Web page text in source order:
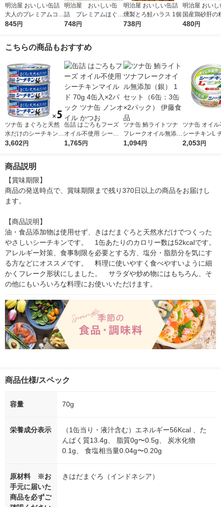
明治屋 おいしい缶詰
大人のプレミアムコン
ビーフ 燻製風味 1個
845円
明治屋 おいしい缶
詰 プレミアムほぐし
コンビーフ 1缶
748円
明治屋 おいしい缶詰
燻製とろ鮭ハラス 1個
738円
明治屋 おいし
国産鶏砂肝の
胡椒味 1個
480円
こちらの商品もおすすめ
ツナ缶 まぐろと天然
水だけのシーチキン
純 食品添加物＆オイ
もフーズ
3,602円
缶詰 はごろもフーズ
オイル不使用 シーチ
キンマイルド 70g 4缶
1,765円
ツナ缶 鮪ライトツナ
フレークオイル無添加
（銀） 1セット（6
1,094円
ツナ缶 オイ
シーチキンL
タイプ 140g
2,053円
商品説明
【賞味期限】
商品の発送時点で、賞味期限まで残り370日以上の商品をお届けし
ます。
【商品説明】
油・食品添加物は使用せず、きはだまぐろと天然水だけでつくった
やさしいシーチキンです。　1缶あたりのカロリー数は52kcalです。
アレルギー対策、食事制限を必要とする方、塩分・脂肪分を気にす
る方などにオススメです。　料理に使いやすく食べやすいように細
かくフレーク形状にしました。　サラダや炒め物にはもちろん、そ
の他にもいろいろな料理にお使いいただけます。
商品仕様/スペック
容量 70g
栄養成分表示
（1缶当り・液汁含む）エネルギー56Kcal 、た
んぱく質13.4g、 脂質0g〜0.5g、 炭水化物
0.1g、 食塩相当量0.04g〜0.20g
原材料 ※お
手元に届いた
商品を必ずご
きはだまぐろ（インドネシア）